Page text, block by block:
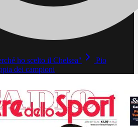
ho scelto il Chelsea"
Pio
dei campioni